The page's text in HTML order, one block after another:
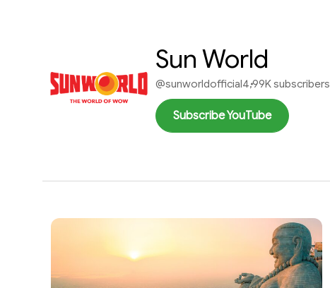
Sun World
@sunworldofficial4,99K subscribers
Subscribe YouTube